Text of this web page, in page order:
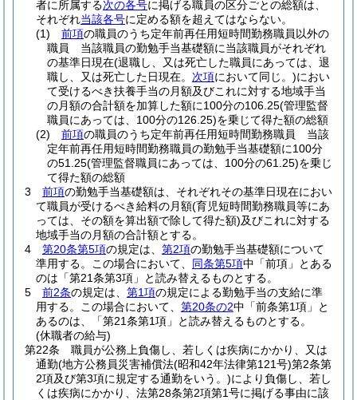
者に所属する次の各号に掲げる職員の区分ごとの総額は、
それぞれ当該各号に定める額を超えてはならない。
(1)
前項の職員のうち定年前再任用短時間勤務職員以外の
職員 当該職員の勤勉手当基礎額に当該職員がそれぞれ
の基準日現在(退職し、又は死亡した職員にあっては、退
職し、又は死亡した日現在。 次項において同じ。)におい
て受けるべき扶養手当の月額及びこれに対する地域手当
の月額の合計額を加算した額に100分の106.25(管理監督
職員にあっては、100分の126.25)を乗じて得た額の総額
(2)
前項の職員のうち定年前再任用短時間勤務職員 当該
定年前再任用短時間勤務職員の勤勉手当基礎額に100分
の51.25(管理監督職員にあっては、100分の61.25)を乗じ
て得た額の総額
3
前項の勤勉手当基礎額は、それぞれその基準日現在におい
て職員が受けるべき給料の月額(育児短時間勤務職員等にあ
っては、その額を算出額で除して得た額)及びこれに対する
地域手当の月額の合計額とする。
4
第20条第5項の規定は、 第2項の勤勉手当基礎額について
準用する。
この場合において、 同条第5項中「前項」とある
のは「第21条第3項」と読み替えるものとする。
5
前2条の規定は、 第1項の規定による勤勉手当の支給に準
用する。
この場合において、 第20条の2中「前条第1項」と
あるのは、「第21条第1項」と読み替えるものとする。
(休職者の給与)
第22条
職員が公務上負傷し、若しくは疾病にかかり、又は
通勤(地方公務員災害補償法(昭和42年法律第121号)第2条第
2項及び第3項に規定する通勤をいう。)により負傷し、若し
くは疾病にかかり、法第28条第2項第1号に掲げる事由に該